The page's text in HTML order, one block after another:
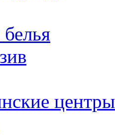
центры